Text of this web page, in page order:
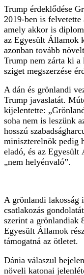
Trump érdeklődése
2019-ben is felvetette
amely akkor is
az Egyesült Államok
azonban tovább
Trump nem zárta ki a
sziget megszerzése
A dán és grönlandi
Trump javaslatát.
kijelentette:
soha nem is leszünk
hosszú
miniszterelnök pedig
eladó, és az Egyesült
„nem helyénvaló”.
A grönlandi lakosság
csatlakozás
szerint a grönlandiak
Egyesült Államok
támogatná az ötletet.
Dánia válaszul
növeli katonai